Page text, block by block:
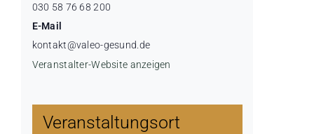
030 58 76 68 200
E-Mail
kontakt@valeo-gesund.de
Veranstalter-Website anzeigen
Veranstaltungsort